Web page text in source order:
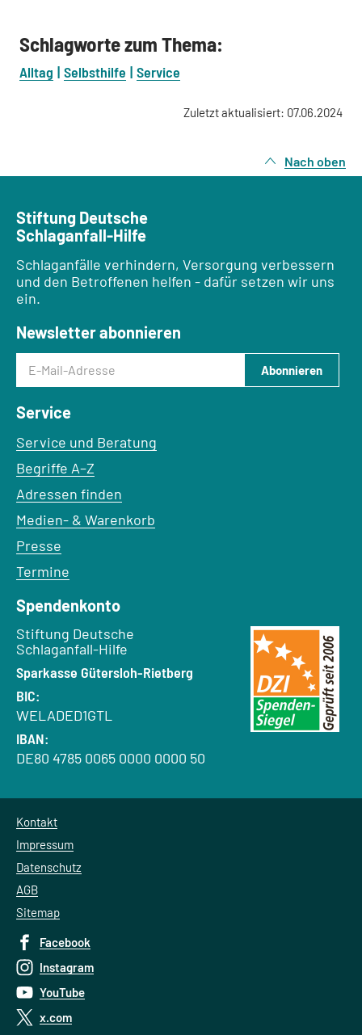
Schlagworte zum Thema:
Alltag Selbsthilfe Service
Zuletzt aktualisiert: 07.06.2024
Nach oben
Stiftung Deutsche
Schlaganfall-Hilfe
Schlaganfälle verhindern, Versorgung verbessern
und den Betroffenen helfen - dafür setzen wir uns
ein.
Newsletter abonnieren
E-Mail-Adresse
Abonnieren
Service
Service und Beratung
Begriffe A–Z
Adressen finden
Medien- & Warenkorb
Presse
Termine
Spendenkonto
Empfänger:
Stiftung Deutsche
Schlaganfall-Hilfe
Bank:
Sparkasse Gütersloh-Rietberg
BIC:
WELADED1GTL
IBAN:
DE80 4785 0065 0000 0000 50
Kontakt
Impressum
Datenschutz
AGB
Sitemap
Facebook
Instagram
YouTube
x.com